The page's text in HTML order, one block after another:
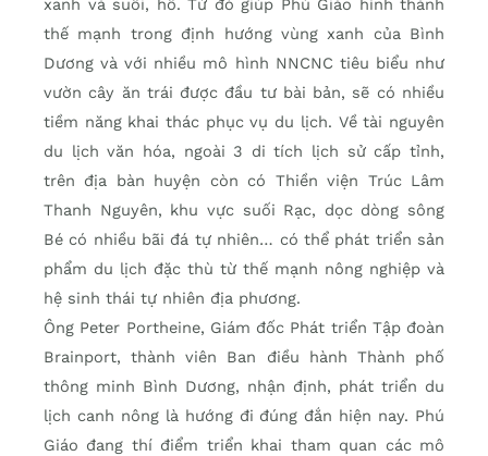
xanh và suối, hồ. Từ đó giúp Phú Giáo hình thành
thế mạnh trong định hướng vùng xanh của Bình
Dương và với nhiều mô hình NNCNC tiêu biểu như
vườn cây ăn trái được đầu tư bài bản, sẽ có nhiều
tiềm năng khai thác phục vụ du lịch. Về tài nguyên
du lịch văn hóa, ngoài 3 di tích lịch sử cấp tỉnh,
trên địa bàn huyện còn có Thiền viện Trúc Lâm
Thanh Nguyên, khu vực suối Rạc, dọc dòng sông
Bé có nhiều bãi đá tự nhiên… có thể phát triển sản
phẩm du lịch đặc thù từ thế mạnh nông nghiệp và
hệ sinh thái tự nhiên địa phương.
Ông Peter Portheine, Giám đốc Phát triển Tập đoàn
Brainport, thành viên Ban điều hành Thành phố
thông minh Bình Dương, nhận định, phát triển du
lịch canh nông là hướng đi đúng đắn hiện nay. Phú
Giáo đang thí điểm triển khai tham quan các mô